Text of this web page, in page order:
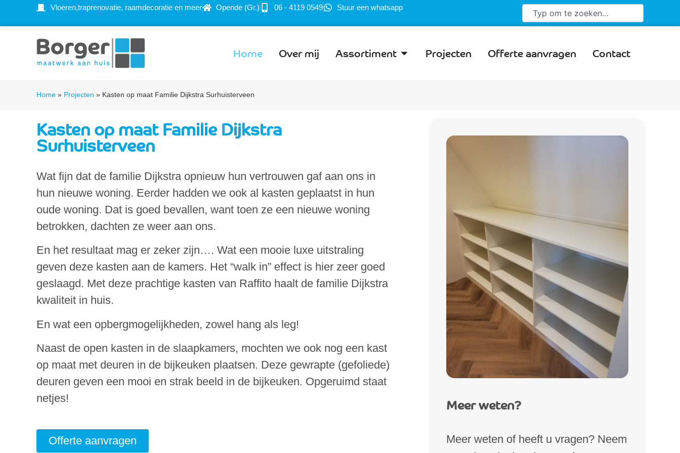
Vloeren,traprenovatie, raamdecoratie en meer Opende (Gr.) 06 - 4119 0549 Stuur een whatsapp
Home Over mij Assortiment Projecten Offerte aanvragen Contact
Home » Projecten » Kasten op maat Familie Dijkstra Surhuisterveen
Kasten op maat Familie Dijkstra
Surhuisterveen
Wat fijn dat de familie Dijkstra opnieuw hun vertrouwen gaf aan ons in
hun nieuwe woning. Eerder hadden we ook al kasten geplaatst in hun
oude woning. Dat is goed bevallen, want toen ze een nieuwe woning
betrokken, dachten ze weer aan ons.
En het resultaat mag er zeker zijn…. Wat een mooie luxe uitstraling
geven deze kasten aan de kamers. Het “walk in” effect is hier zeer goed
geslaagd. Met deze prachtige kasten van Raffito haalt de familie Dijkstra
kwaliteit in huis.
En wat een opbergmogelijkheden, zowel hang als leg!
Naast de open kasten in de slaapkamers, mochten we ook nog een kast
op maat met deuren in de bijkeuken plaatsen. Deze gewrapte (gefoliede)
deuren geven een mooi en strak beeld in de bijkeuken. Opgeruimd staat
netjes!
Offerte aanvragen
Meer weten?
Meer weten of heeft u vragen? Neem